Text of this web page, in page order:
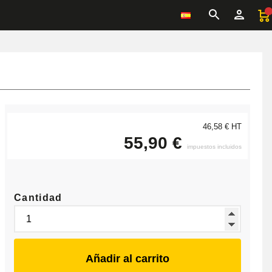
46,58 € HT
55,90 € impuestos incluidos
Cantidad
Añadir al carrito